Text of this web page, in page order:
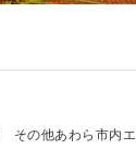
その他あわら市内